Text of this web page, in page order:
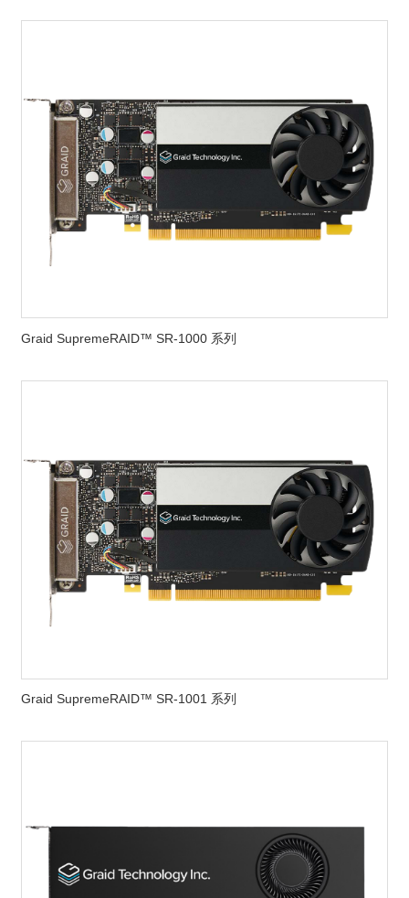
Graid SupremeRAID™ SR-1000 系列
Graid SupremeRAID™ SR-1001 系列